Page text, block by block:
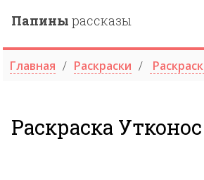
Папины рассказы
Главная Раскраски
Раскраска Утконос